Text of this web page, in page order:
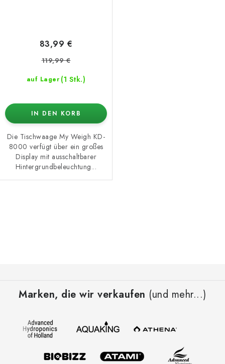
auf Lager (1 Stk.)
83,99 €
119,99 €
IN DEN KORB
Die Tischwaage My Weigh KD-
8000 verfügt über ein großes
Display mit ausschaltbarer
Hintergrundbeleuchtung...
Marken, die wir verkaufen (und mehr...)